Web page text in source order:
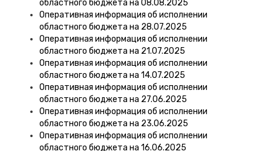
областного бюджета на 08.08.2025
Оперативная информация об исполнении
областного бюджета на 28.07.2025
Оперативная информация об исполнении
областного бюджета на 21.07.2025
Оперативная информация об исполнении
областного бюджета на 14.07.2025
Оперативная информация об исполнении
областного бюджета на 27.06.2025
Оперативная информация об исполнении
областного бюджета на 23.06.2025
Оперативная информация об исполнении
областного бюджета на 16.06.2025